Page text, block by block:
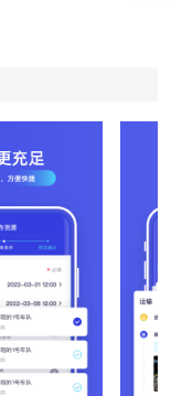
便实惠的生活服务
物运输的全程